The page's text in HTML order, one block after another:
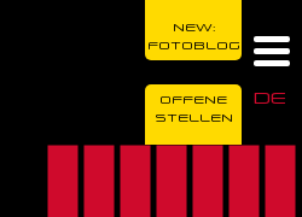
DE
NEW:
FOTOBLOG
OFFENE
STELLEN